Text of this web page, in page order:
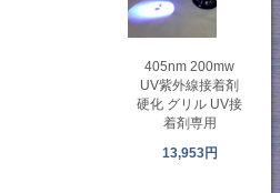
405nm 200mw
UV紫外線接着剤
硬化 グリル UV接
着剤専用
13,953円